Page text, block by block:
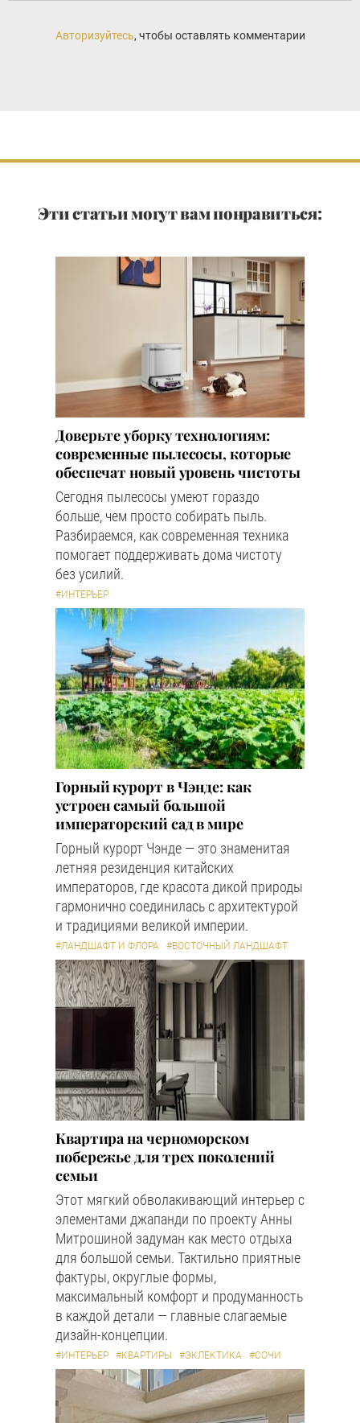
Авторизуйтесь, чтобы оставлять комментарии
Эти статьи могут вам понравиться:
Доверьте уборку технологиям:
современные пылесосы, которые
обеспечат новый уровень чистоты
Сегодня пылесосы умеют гораздо
больше, чем просто собирать пыль.
Разбираемся, как современная техника
помогает поддерживать дома чистоту
без усилий.
#ИНТЕРЬЕР
Горный курорт в Чэнде: как
устроен самый большой
императорский сад в мире
Горный курорт Чэнде — это знаменитая
летняя резиденция китайских
императоров, где красота дикой природы
гармонично соединилась с архитектурой
и традициями великой империи.
#ЛАНДШАФТ И ФЛОРА #ВОСТОЧНЫЙ ЛАНДШАФТ
Квартира на черноморском
побережье для трех поколений
семьи
Этот мягкий обволакивающий интерьер с
элементами джапанди по проекту Анны
Митрошиной задуман как место отдыха
для большой семьи. Тактильно приятные
фактуры, округлые формы,
максимальный комфорт и продуманность
в каждой детали — главные слагаемые
дизайн-концепции.
#ИНТЕРЬЕР #КВАРТИРЫ #ЭКЛЕКТИКА #СОЧИ